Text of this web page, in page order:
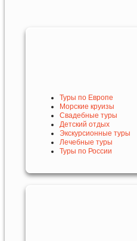
Туры по Европе
Морские круизы
Свадебные туры
Детский отдых
Экскурсионные туры
Лечебные туры
Туры по России